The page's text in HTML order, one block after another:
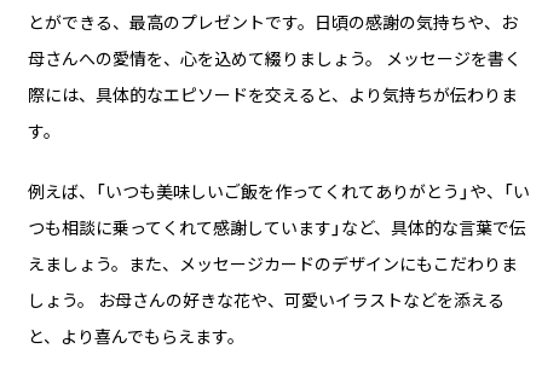
とができる、最高のプレゼントです。日頃の感謝の気持ちや、お
母さんへの愛情を、心を込めて綴りましょう。 メッセージを書く
際には、具体的なエピソードを交えると、より気持ちが伝わりま
す。
例えば、「いつも美味しいご飯を作ってくれてありがとう」や、「い
つも相談に乗ってくれて感謝しています」など、具体的な言葉で伝
えましょう。また、メッセージカードのデザインにもこだわりま
しょう。 お母さんの好きな花や、可愛いイラストなどを添える
と、より喜んでもらえます。